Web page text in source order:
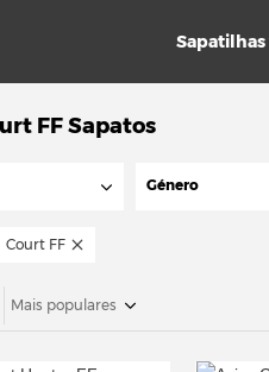
Sapatilhas
FF Sapatos
Género
Court FF
Mais populares